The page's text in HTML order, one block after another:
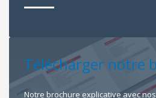
Télécharger notre
Notre brochure explicative avec